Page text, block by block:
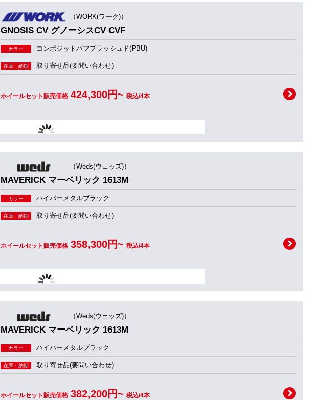
（WORK(ワーク)）
GNOSIS CV グノーシスCV CVF
カラー コンポジットバフブラッシュド(PBU)
在庫・納期 取り寄せ品(要問い合わせ)
ホイールセット販売価格 424,300円~ 税込/4本
（Weds(ウェッズ)）
MAVERICK マーベリック 1613M
カラー ハイパーメタルブラック
在庫・納期 取り寄せ品(要問い合わせ)
ホイールセット販売価格 358,300円~ 税込/4本
（Weds(ウェッズ)）
MAVERICK マーベリック 1613M
カラー ハイパーメタルブラック
在庫・納期 取り寄せ品(要問い合わせ)
ホイールセット販売価格 382,200円~ 税込/4本